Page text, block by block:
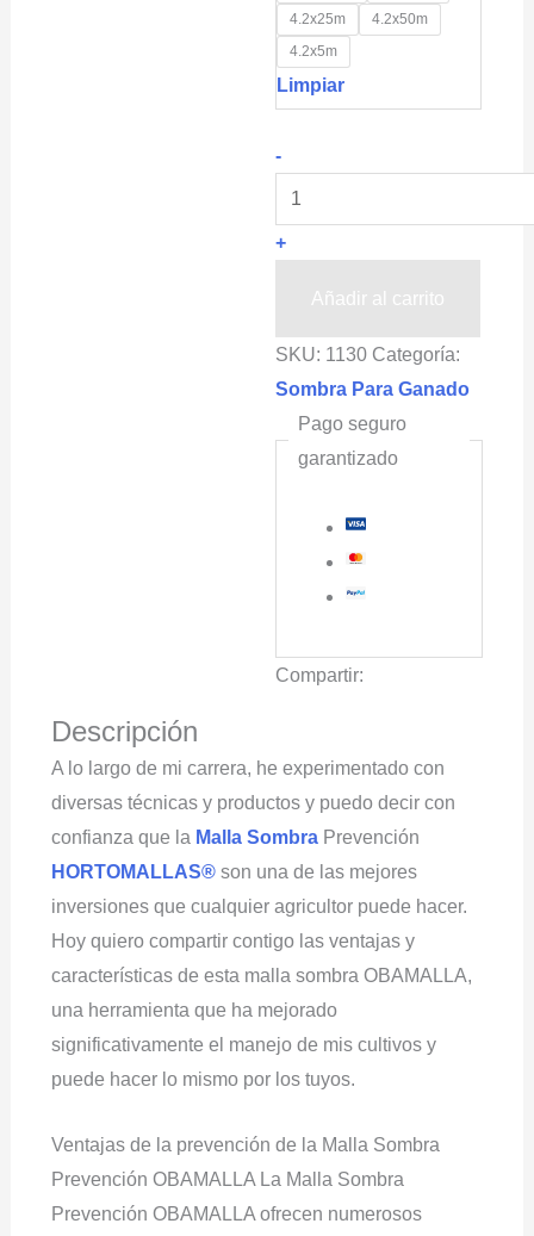
4.2x25m
4.2x50m
4.2x5m
Limpiar
-Malla
Sombra
Prevención
estrés
hídrico
color
Negro(3.9oz
Cobertura
de
cantidad
+
Añadir al carrito
SKU: 1130 Categoría:
Sombra Para Ganado
Pago seguro
garantizado
Compartir:
Descripción
A lo largo de mi carrera, he experimentado con
diversas técnicas y productos y puedo decir con
confianza que la Malla SombraPrevención
HORTOMALLAS®son una de las mejores
inversiones que cualquier agricultor puede hacer.
Hoy quiero compartir contigo las ventajas y
características de esta malla sombra OBAMALLA,
una herramienta que ha mejorado
significativamente el manejo de mis cultivos y
puede hacer lo mismo por los tuyos.
Ventajas de la prevención de la Malla Sombra
Prevención OBAMALLA La Malla Sombra
Prevención OBAMALLA ofrecen numerosos